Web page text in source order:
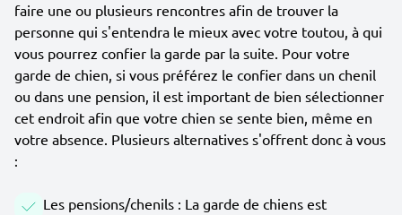
faire une ou plusieurs rencontres afin de trouver la
personne qui s'entendra le mieux avec votre toutou, à qui
vous pourrez confier la garde par la suite. Pour votre
garde de chien, si vous préférez le confier dans un chenil
ou dans une pension, il est important de bien sélectionner
cet endroit afin que votre chien se sente bien, même en
votre absence. Plusieurs alternatives s'offrent donc à vous
:
Les pensions/chenils : La garde de chiens est